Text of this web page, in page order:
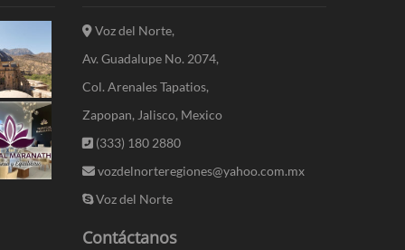
Voz del Norte,
Av. Guadalupe No. 2074,
Col. Arenales Tapatios,
Zapopan, Jalisco, Mexico
(333) 180 2880
vozdelnorteregiones@yahoo.com.mx
Voz del Norte
Contáctanos